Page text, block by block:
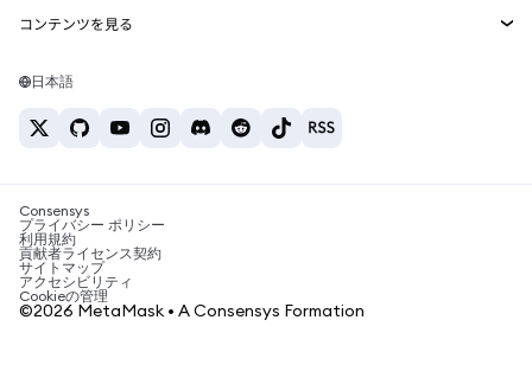
Web3サービス
サポート
キャリア
お問い合わせ
Tetherの価格
USDT→INR
BTC→INR
ETH→USDT
ETHの購入
USDTの購入
SHIBの購入
BNBの購入
コンテンツを見る
Solanaウォレット
税制関連ニュース
暗号資産の購入方法は？
ビットコインを売るには？
日本語
Consensys
プライバシー ポリシー
利用規約
貢献者ライセンス契約
サイトマップ
アクセシビリティ
Cookieの管理
©2026 MetaMask • A Consensys Formation